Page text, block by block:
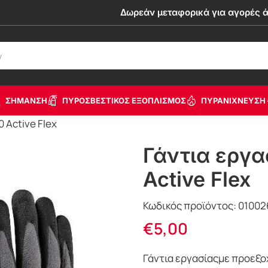
Δωρεάν μεταφορικά για αγορές
ΣΗΜΑΝΣΗ ΠΥΡΟΣΒΕΣΤΙΚΟΣ ΕΞΟΠΛΙΣΜΟΣ ΠΥΡΑΝΙΧΝΕΥΣΗ
Active Flex
Γάντια
Active Flex
Κωδικός προϊόντος:
€5,00
Γάντια εργασίαςμε